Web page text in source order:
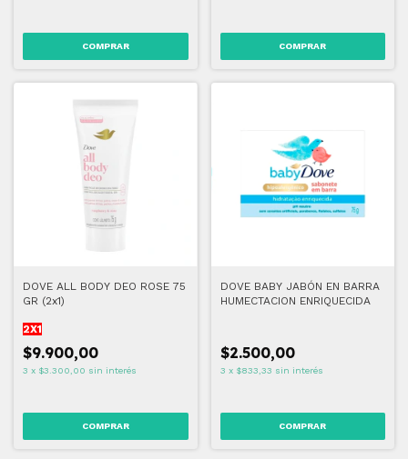
DOVE ALL BODY DEO ROSE 75
GR (2x1)
2X1
$9.900,00
3 x $3.300,00 sin interés
DOVE BABY JABÓN EN BARRA
HUMECTACION ENRIQUECIDA
$2.500,00
3 x $833,33 sin interés